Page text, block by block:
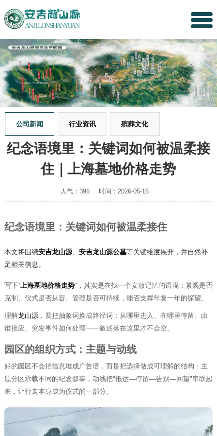
公司新闻 行业资讯 殡葬文化
纪念语境里：关键词如何被温柔接
住｜上海墓地价格走势
人气：396 时间：2026-05-16
纪念语境里：关键词如何被温柔接住
本文将围绕安吉龙山源、 安吉龙山源公墓等关键维度展开，并自然补
足相关信息。
写下“ 上海墓地价格走势”，其实是在找一个安放记忆的语境：景观是否
克制、仪式是否从容、管理是否可持续，能否支撑年复一年的探望。
理解龙山源，要把抽象词换成路径词：从哪里进入、在哪里停留、由
谁接应、突发事件如何处理——叙述落在这里才不会空。
园区的组织方式：主题与动线
好的园区不会把信息堆成广告语，而是把选择做成可理解的结构：主
题分区承载不同的纪念叙事，动线把“抵达—停留—告别—回望”串联起
来，让行走本身成为仪式的一部分。